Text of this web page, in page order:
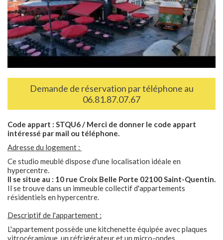
Demande de réservation par téléphone au
06.81.87.07.67
Code appart : STQU6 / Merci de donner le code appart
intéressé par mail ou téléphone.
Adresse du logement :
Ce studio meublé dispose d'une localisation idéale en
hypercentre.
Il se situe au : 10 rue Croix Belle Porte 02100 Saint-Quentin.
Il se trouve dans un immeuble collectif d'appartements
résidentiels en hypercentre.
Descriptif de l'appartement :
L'appartement possède une kitchenette équipée avec plaques
vitrocéramique, un réfrigérateur et un micro-ondes.